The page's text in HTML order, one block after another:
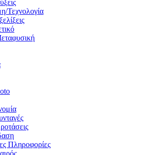
Τεχνολογία
Πληροφορίες